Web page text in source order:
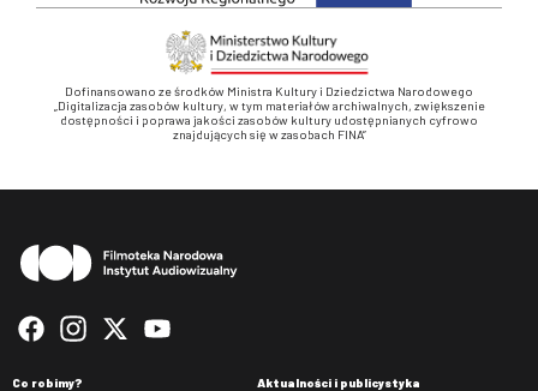
Dofinansowano ze środków Ministra Kultury i Dziedzictwa Narodowego
„Digitalizacja zasobów kultury, w tym materiałów archiwalnych, zwiększenie
dostępności i poprawa jakości zasobów kultury udostępnianych cyfrowo
znajdujących się w zasobach FINA”
Co robimy? Aktualności i publicystyka